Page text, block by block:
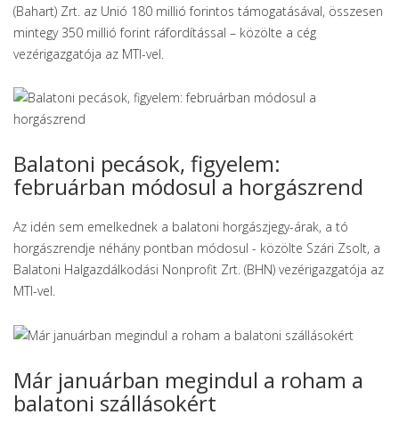
(Bahart) Zrt. az Unió 180 millió forintos támogatásával, összesen
mintegy 350 millió forint ráfordítással – közölte a cég
vezérigazgatója az MTI-vel.
Balatoni pecások, figyelem:
februárban módosul a horgászrend
Az idén sem emelkednek a balatoni horgászjegy-árak, a tó
horgászrendje néhány pontban módosul - közölte Szári Zsolt, a
Balatoni Halgazdálkodási Nonprofit Zrt. (BHN) vezérigazgatója az
MTI-vel.
Már januárban megindul a roham a
balatoni szállásokért